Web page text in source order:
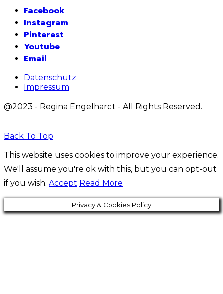
Facebook
Instagram
Pinterest
Youtube
Email
Datenschutz
Impressum
@2023 - Regina Engelhardt - All Rights Reserved.
Back To Top
This website uses cookies to improve your experience.
We'll assume you're ok with this, but you can opt-out
if you wish. Accept Read More
Privacy & Cookies Policy